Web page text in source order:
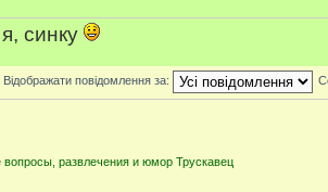
синку
Відображати повідомлення за:
развлечения и юмор Трускавец